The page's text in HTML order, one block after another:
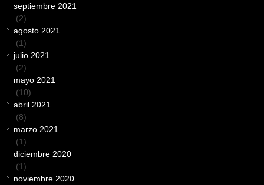
septiembre 2021
(2)
agosto 2021
(1)
julio 2021
(2)
mayo 2021
(10)
abril 2021
(8)
marzo 2021
(1)
diciembre 2020
(1)
noviembre 2020